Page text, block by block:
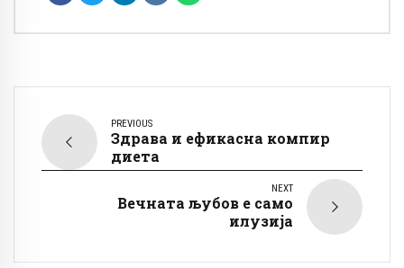
PREVIOUS
Здрава и ефикасна компир
диета
NEXT
Вечната љубов е само
илузија